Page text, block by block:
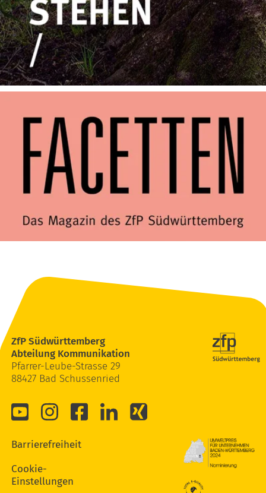
ZfP Südwürttemberg
Abteilung Kommunikation
Pfarrer-Leube-Strasse 29
88427 Bad Schussenried
Barrierefreiheit
Cookie-
Einstellungen